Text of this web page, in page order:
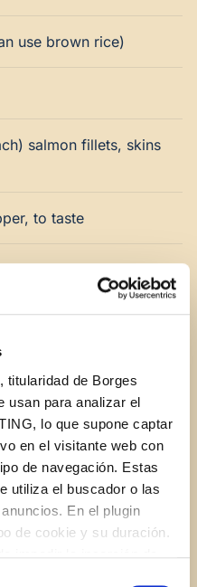
titularidad de Borges
usan para analizar el
lo que supone captar
en el visitante web con
de navegación. Estas
utiliza el buscador o las
En el plugin
de cookie y su duración.
use brown rice)
salmon fillets, skins
to taste